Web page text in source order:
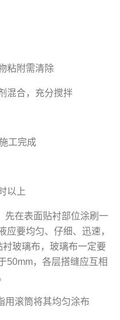
粘附需清除
混合，充分搅拌
工完成
以上
先在表面贴衬部位涂刷一
应要均匀、仔细、迅速，
玻璃布，玻璃布一定要
50mm，各层搭缝应互相
用滚筒将其均匀涂布